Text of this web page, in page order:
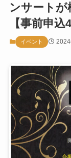
ンサートが
【事前申
イベント